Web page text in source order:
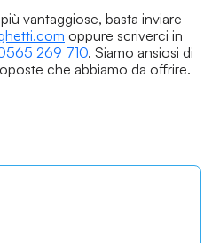
vantaggiose, basta inviare
oppure scriverci in
269 710. Siamo ansiosi di
che abbiamo da offrire.